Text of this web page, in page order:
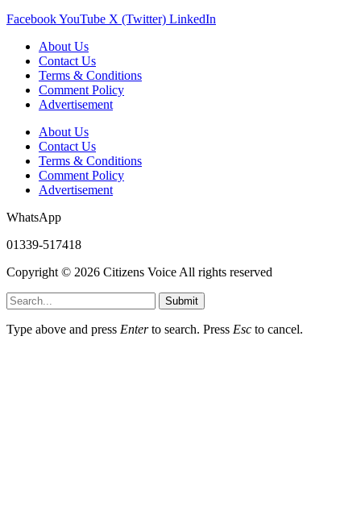
FacebookYouTube X (Twitter) LinkedIn
About Us
Contact Us
Terms & Conditions
Comment Policy
Advertisement
About Us
Contact Us
Terms & Conditions
Comment Policy
Advertisement
WhatsApp
01339-517418
Copyright © 2026 Citizens Voice All rights reserved
Submit
Type above and press Enterto search. Press Esc to cancel.